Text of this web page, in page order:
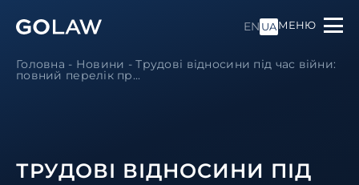
EN UAМЕНЮ
Головна - Новини -Трудові відносини під час війни:
повний перелік пр...
ТРУДОВІ ВІДНОСИНИ ПІД